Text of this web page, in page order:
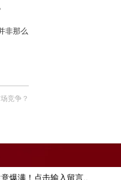
非那么
竞争？